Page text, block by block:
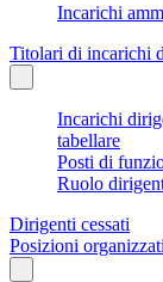
Incarichi
Titolari di incarichi
Incarichi
tabellare
Posti di
Ruolo
Dirigenti cessati
Posizioni